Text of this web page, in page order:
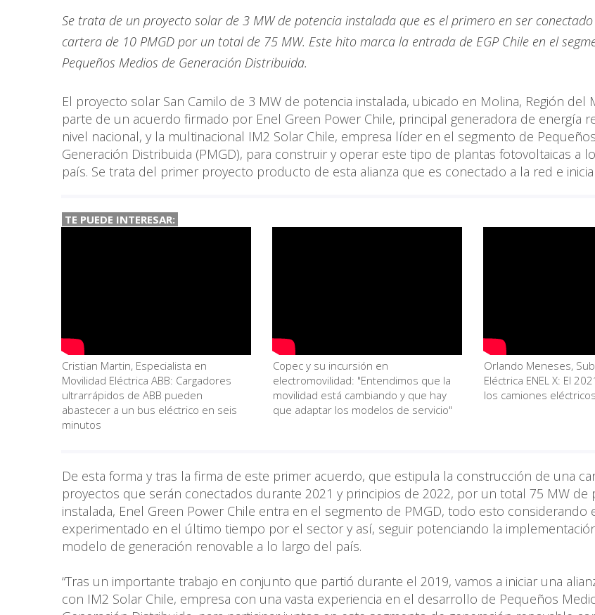
Se trata de un proyecto solar de 3 MW de potencia instalada que es el primero en ser
cartera de 10 PMGD por un total de 75 MW. Este hito marca la entrada de EGP Chile en el
Pequeños Medios de Generación Distribuida.
El proyecto solar San Camilo de 3 MW de potencia instalada, ubicado en Molina, Región del
parte de un acuerdo firmado por Enel Green Power Chile, principal generadora de energía
nivel nacional, y la multinacional IM2 Solar Chile, empresa líder en el segmento de
Generación Distribuida (PMGD), para construir y operar este tipo de plantas fotovoltaicas a
país. Se trata del primer proyecto producto de esta alianza que es conectado a la red e
TE PUEDE INTERESAR:
Cristian Martin, Especialista en
Movilidad Eléctrica ABB: Cargadores
ultrarrápidos de ABB pueden
abastecer a un bus eléctrico en seis
minutos
Copec y su incursión en
electromovilidad: "Entendimos que la
movilidad está cambiando y que hay
que adaptar los modelos de servicio"
Orlando Meneses,
Eléctrica ENEL X: El
los camiones eléctricos
De esta forma y tras la firma de este primer acuerdo, que estipula la construcción de una
proyectos que serán conectados durante 2021 y principios de 2022, por un total 75 MW de
instalada, Enel Green Power Chile entra en el segmento de PMGD, todo esto considerando
experimentado en el último tiempo por el sector y así, seguir potenciando la
modelo de generación renovable a lo largo del país.
“Tras un importante trabajo en conjunto que partió durante el 2019, vamos a iniciar una
con IM2 Solar Chile, empresa con una vasta experiencia en el desarrollo de Pequeños